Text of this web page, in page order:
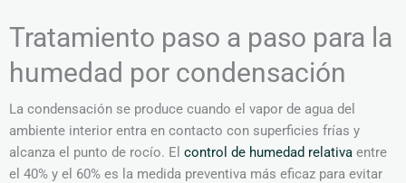
Tratamiento paso a paso para la
humedad por condensación
La condensación se produce cuando el vapor de agua del
ambiente interior entra en contacto con superficies frías y
alcanza el punto de rocío. El control de humedad relativa entre
el 40% y el 60% es la medida preventiva más eficaz para evitar